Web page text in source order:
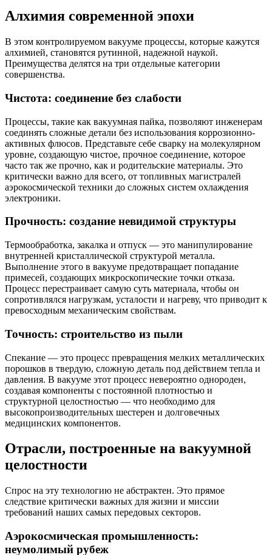
Алхимия современной эпохи
В этом контролируемом вакууме процессы, которые кажутся
алхимией, становятся рутинной, надежной наукой.
Преимущества делятся на три отдельные категории
совершенства.
Чистота: соединение без слабости
Процессы, такие как вакуумная пайка, позволяют инженерам
соединять сложные детали без использования коррозионно-
активных флюсов. Представьте себе сварку на молекулярном
уровне, создающую чистое, прочное соединение, которое
часто так же прочно, как и родительские материалы. Это
критически важно для всего, от топливных магистралей
аэрокосмической техники до сложных систем охлаждения
электроники.
Прочность: создание невидимой структуры
Термообработка, закалка и отпуск — это манипулирование
внутренней кристаллической структурой металла.
Выполнение этого в вакууме предотвращает попадание
примесей, создающих микроскопические точки отказа.
Процесс перестраивает самую суть материала, чтобы он
сопротивлялся нагрузкам, усталости и нагреву, что приводит к
превосходным механическим свойствам.
Точность: строительство из пыли
Спекание — это процесс превращения мелких металлических
порошков в твердую, сложную деталь под действием тепла и
давления. В вакууме этот процесс невероятно однороден,
создавая компоненты с постоянной плотностью и
структурной целостностью — что необходимо для
высокопроизводительных шестерен и долговечных
медицинских компонентов.
Отрасли, построенные на вакуумной
целостности
Спрос на эту технологию не абстрактен. Это прямое
следствие критически важных для жизни и миссии
требований наших самых передовых секторов.
Аэрокосмическая промышленность:
неумолимый рубеж